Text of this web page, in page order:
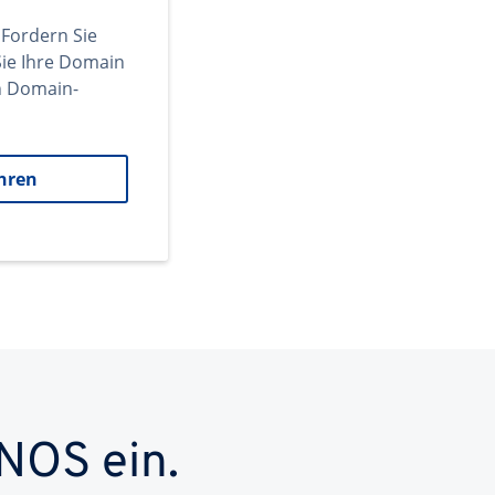
Sie
Ihre Domain
Domain-
ein.